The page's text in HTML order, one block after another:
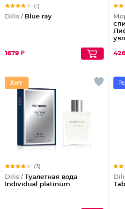
(1)
Dilis / Blue ray
1679 ₽
(3)
Dilis / Туалетная вода
Individual platinum